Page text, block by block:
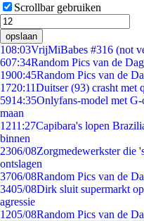
Scrollbar gebruiken
opslaan
108:03VrijMiBabes #316 (not
607:34Random Pics van de
1900:45Random Pics van de
1720:11Duitser (93) crasht met
5914:35Onlyfans-model met
maan
1211:27Capibara's lopen
binnen
2306/08Zorgmedewerkster die
ontslagen
3706/08Random Pics van de
3405/08Dirk sluit supermarkt
agressie
1205/08Random Pics van de